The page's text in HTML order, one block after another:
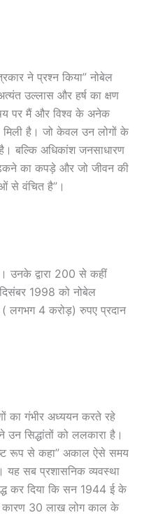
ने प्रश्न किया” नोबेल
उल्लास और हर्ष का क्षण
पर मैं और विश्व के अनेक
मिली है। जो केवल उन लोगों के
बल्कि अधिकांश जनसाधारण
ढकने का कपड़े और जो जीवन की
से वंचित है”।
उनके द्वारा 200 से कहीं
1998 को नोबेल
( लगभग 4 करोड़) रुपए प्रदान
का गंभीर अध्ययन करते रहे
सिद्धांतों को ललकारा है।
रूप से कहा” अकाल ऐसे समय
यह सब प्रशासनिक व्यवस्था
कर दिया कि सन 1944 ई के
कारण 30 लाख लोग काल के